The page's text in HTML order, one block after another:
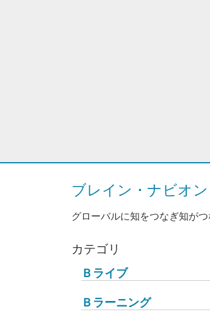
ブレイン・ナビオン
グローバルに知をつなぎ知がつ
カテゴリ
Ｂライブ
Ｂラーニング